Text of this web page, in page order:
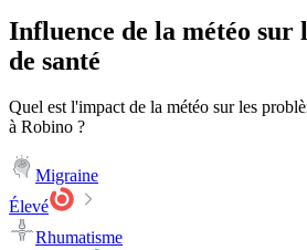
Influence de la météo sur
de santé
Quel est l'impact de la météo sur les
à Robino ?
Migraine
Élevé
Rhumatisme